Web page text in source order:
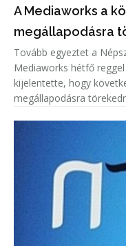
A Mediaworks a
megállapodásra
Tovább egyeztet a
Mediaworks hétfő
kijelentette, hogy
megállapodásra